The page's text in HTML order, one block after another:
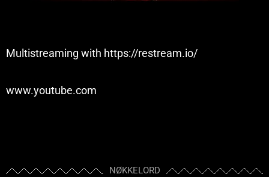
Multistreaming with https://restream.io/
www.youtube.com
NØKKELORD